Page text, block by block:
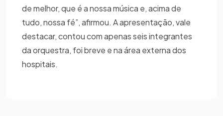
de melhor, que é a nossa música e, acima de
tudo, nossa fé”, afirmou. A apresentação, vale
destacar, contou com apenas seis integrantes
da orquestra, foi breve e na área externa dos
hospitais.